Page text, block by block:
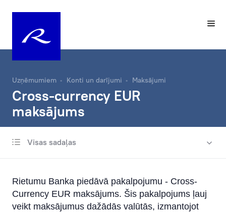
Uzņēmumiem Konti un darījumi Maksājumi
Cross-currency EUR
maksājums
Visas sadaļas
Norēķinu konts
Nosūtīšana un saņemšana
Automātiskie maksājumi
Rietumu Banka piedāvā pakalpojumu - Cross-
Currency EUR maksājums. Šis pakalpojums ļauj
veikt maksājumus dažādās valūtās, izmantojot